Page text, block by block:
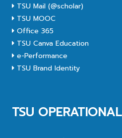
TSU Mail (@scholar)
TSU MOOC
Office 365
TSU Canva Education
e-Performance
TSU Brand Identity
TSU